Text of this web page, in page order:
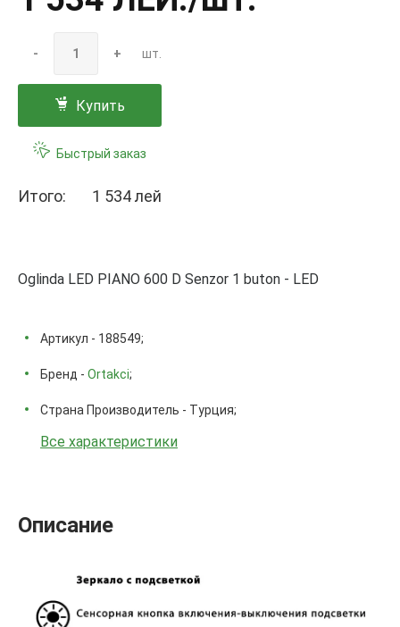
- + шт.
Купить
Быстрый заказ
Итого: 1 534 лей
Oglinda LED PIANO 600 D Senzor 1 buton - LED
Артикул - 188549;
Бренд - Ortakci;
Страна Производитель - Турция;
Все характеристики
Описание